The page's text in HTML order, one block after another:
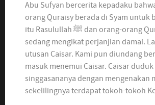
Abu Sufyan bercerita kepadaku
orang Quraisy berada di Syam untuk
itu Rasulullah ﷺ dan orang-orang Quraisy masih
sedang mengikat perjanjian damai.
utusan Caisar. Kami pun diundang
masuk menemui Caisar. Caisar duduk
singgasananya dengan mengenakan
sekelilingnya terdapat tokoh-tokoh